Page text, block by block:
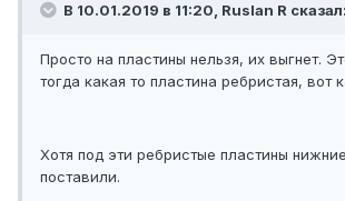
В 10.01.2019 в 11:20, Ruslan R сказал:
Просто на пластины нельзя, их выгнет.
тогда какая то пластина ребристая, вот
Хотя под эти ребристые пластины
поставили.